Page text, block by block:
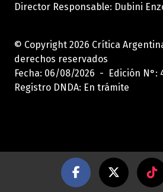
Director Responsable: Dubini
© Copyright 2026 Crítica
derechos reservados
Fecha: 06/08/2026 - Edición N°:
Registro DNDA: En trámite